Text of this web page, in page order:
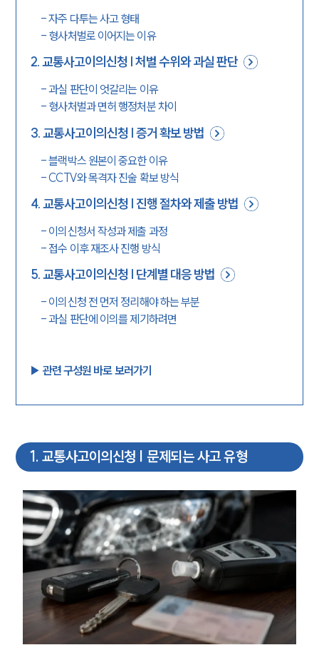
-자주 다투는 사고 형태
- 형사처벌로 이어지는 이유
2.교통사고이의신청 | 처벌 수위와 과실 판단
-과실 판단이 엇갈리는 이유
- 형사처벌과 면허 행정처분 차이
3.교통사고이의신청 | 증거 확보 방법
-블랙박스 원본이 중요한 이유
-CCTV와 목격자 진술 확보 방식
4.교통사고이의신청 | 진행 절차와 제출 방법
- 이의신청서 작성과 제출 과정
- 접수 이후 재조사 진행 방식
5.교통사고이의신청 | 단계별 대응 방법
- 이의신청 전 먼저 정리해야 하는 부분
-과실 판단에 이의를 제기하려면
▶︎ 관련 구성원 바로 보러가기
1 . 교통사고이의신청 | 문제되는 사고 유형